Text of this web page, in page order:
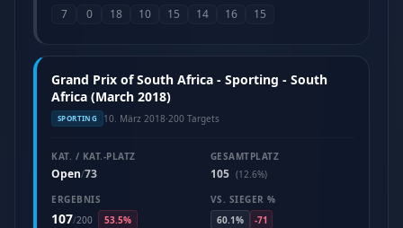
7 0 18 10 15 14 16 15
Grand Prix of South Africa - Sporting - South
Africa (March 2018)
SPORTING 10. März 2018·200 Targets
KAT. / KAT.-PLATZ
Open/73
GESAMTPLATZ
105 (12.6%)
ERGEBNIS
107/200 53.5%
VS. SIEGER %
60.1%
-71